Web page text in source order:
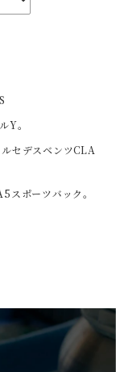
Y。
セデスベンツCLA
スポーツバック。